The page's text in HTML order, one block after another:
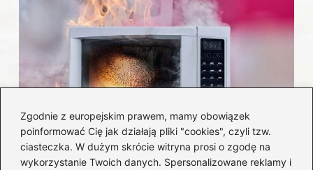
Zgodnie z europejskim prawem, mamy obowiązek
poinformować Cię jak działają pliki "cookies", czyli tzw.
ciasteczka. W dużym skrócie witryna prosi o zgodę na
wykorzystanie Twoich danych. Spersonalizowane reklamy i
Czy można włożyć styropian do
mikrofalówki? Przewodnik po